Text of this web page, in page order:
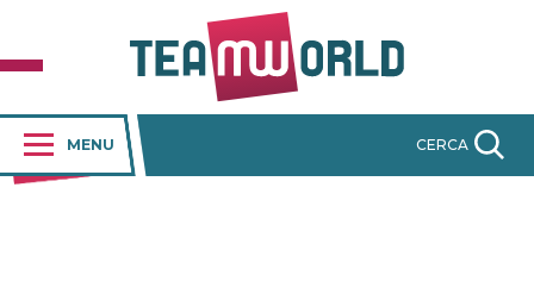
MENU CERCA